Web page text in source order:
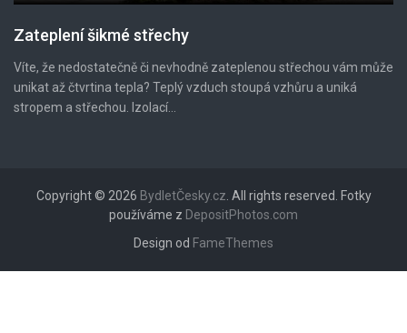
Zateplení šikmé střechy
Víte, že nedostatečně či nevhodně zateplenou střechou vám může
unikat až čtvrtina tepla? Teplý vzduch stoupá vzhůru a uniká
stropem a střechou. Izolací...
Copyright © 2026 BydletČesky.cz . All rights reserved. Fotky
používáme z DepositPhotos.com
Design od FameThemes